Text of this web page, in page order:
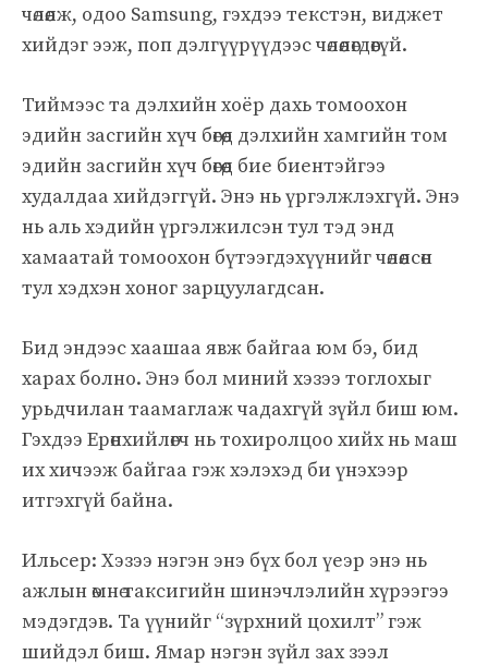
чөлөөлж, одоо Samsung, гэхдээ текстэн, виджет
хийдэг ээж, поп дэлгүүрүүдээс чөлөөлөгдөөгүй.
Тиймээс та дэлхийн хоёр дахь томоохон
эдийн засгийн хүч бөгөөд дэлхийн хамгийн том
эдийн засгийн хүч бөгөөд бие биентэйгээ
худалдаа хийдэггүй. Энэ нь үргэлжлэхгүй. Энэ
нь аль хэдийн үргэлжилсэн тул тэд энд
хамаатай томоохон бүтээгдэхүүнийг чөлөөлсөн
тул хэдхэн хоног зарцуулагдсан.
Бид эндээс хаашаа явж байгаа юм бэ, бид
харах болно. Энэ бол миний хэзээ тоглохыг
урьдчилан таамаглаж чадахгүй зүйл биш юм.
Гэхдээ Ерөнхийлөгч нь тохиролцоо хийх нь маш
их хичээж байгаа гэж хэлэхэд би үнэхээр
итгэхгүй байна.
Ильсер: Хэзээ нэгэн энэ бүх бол үеэр энэ нь
ажлын өмнө таксигийн шинэчлэлийн хүрээгээ
мэдэгдэв. Та үүнийг “зүрхний цохилт” гэж
шийдэл биш. Ямар нэгэн зүйл зах зээл